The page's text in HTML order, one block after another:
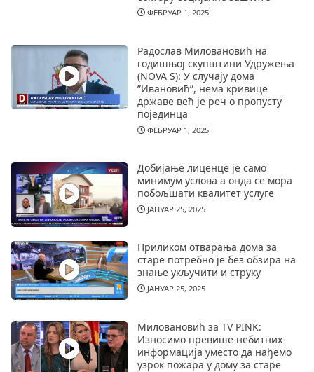
ФЕБРУАР 1, 2025
Радослав Миловановић на
годишњој скупштини Удружења
(NOVA S): У случају дома
”Ивановић”, нема кривице
државе већ је реч о пропусту
појединца
ФЕБРУАР 1, 2025
Добијање лиценце је само
минимум услова а онда се мора
побољшати квалитет услуге
ЈАНУАР 25, 2025
Приликом отварања дома за
старе потребно је без обзира на
знање укључити и струку
ЈАНУАР 25, 2025
Миловановић за TV PINK:
Износимо превише небитних
информација уместо да нађемо
узрок пожара у дому за старе